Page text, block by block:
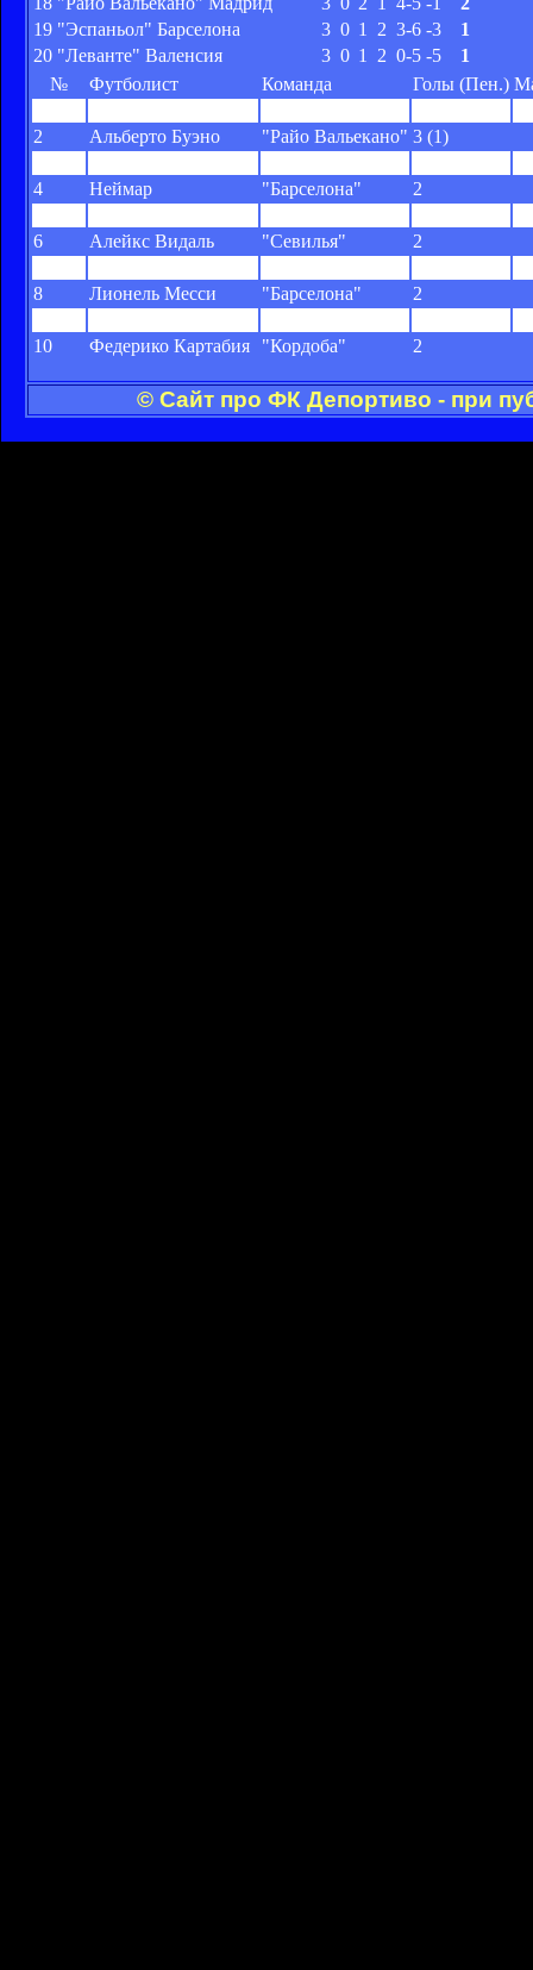
19 "Эспаньол" Барселона 3 0 1 2 3-6 -3
1
20 "Леванте" Валенсия 3 0 1 2 0-5 -5
1
№
Футболист Команда Голы (Пен.)
2
Альберто Буэно "Райо Вальекано" 3 (1)
4
Неймар "Барселона"
2
6
Алейкс Видаль "Севилья"
2
8
Лионель Месси "Барселона"
2
10
Федерико Картабия "Кордоба" 2
© Сайт про ФК Депортиво - при